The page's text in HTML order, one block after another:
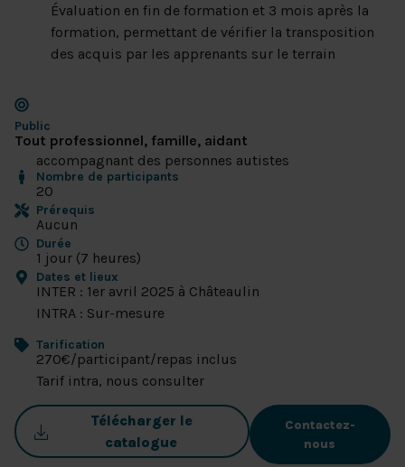
Évaluation en fin de formation et 3 mois après la
formation, permettant de vérifier la transposition
des acquis par les apprenants sur le terrain
Public
Tout professionnel, famille, aidant
accompagnant des personnes autistes
Nombre de participants
20
Prérequis
Aucun
Durée
1 jour (7 heures)
Dates et lieux
INTER : 1er avril 2025 à Châteaulin
INTRA : Sur-mesure
Tarification
270€/participant/repas inclus
Tarif intra, nous consulter
Télécharger le
catalogue
Contactez-
nous